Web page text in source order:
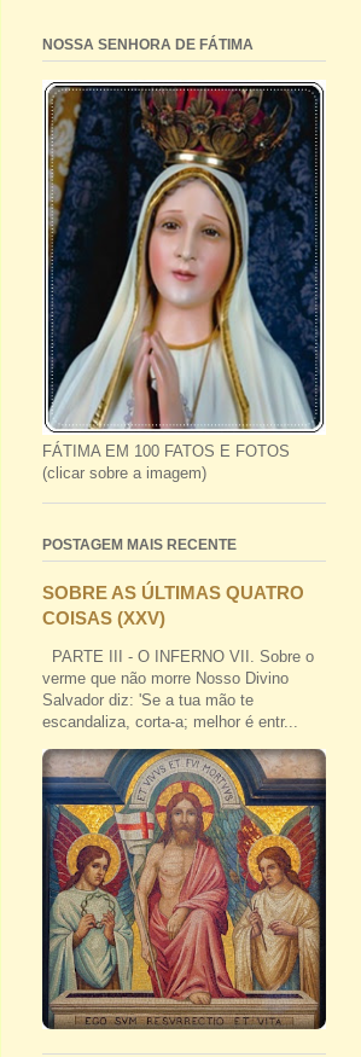
NOSSA SENHORA DE FÁTIMA
FÁTIMA EM 100 FATOS E FOTOS
(clicar sobre a imagem)
POSTAGEM MAIS RECENTE
SOBRE AS ÚLTIMAS QUATRO
COISAS (XXV)
PARTE III - O INFERNO VII. Sobre o
verme que não morre Nosso Divino
Salvador diz: 'Se a tua mão te
escandaliza, corta-a; melhor é entr...